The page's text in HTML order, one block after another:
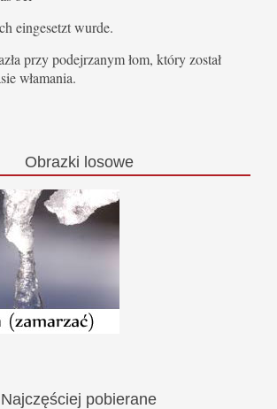
eingesetzt wurde.
przy podejrzanym łom, który został
włamania.
Obrazki losowe
Najczęściej pobierane